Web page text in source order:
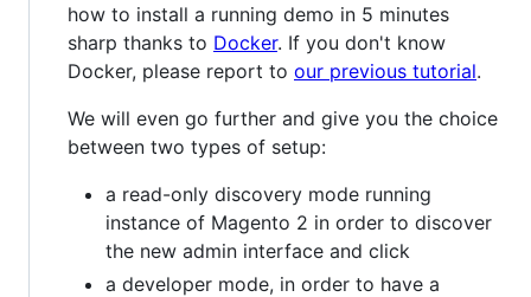
how to install a running demo in 5 minutes
sharp thanks to Docker. If you don't know
Docker, please report to our previous tutorial.
We will even go further and give you the choice
between two types of setup:
a read-only discovery mode running
instance of Magento 2 in order to discover
the new admin interface and click
a developer mode, in order to have a